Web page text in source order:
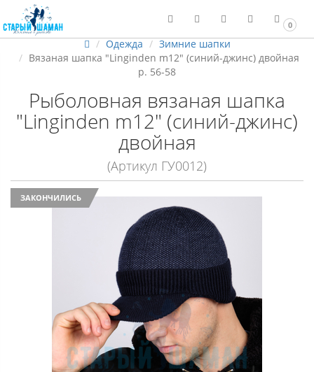
0
Одежда
Зимние шапки
Вязаная шапка "Linginden m12" (синий-джинс) двойная
р. 56-58
Рыболовная вязаная шапка
"Linginden m12" (синий-джинс)
двойная
(Артикул ГУ0012)
ЗАКОНЧИЛИСЬ